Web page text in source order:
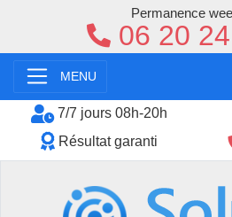
MENU
7/7 jours 08h-20h
Résultat garanti
Permanence
06 20